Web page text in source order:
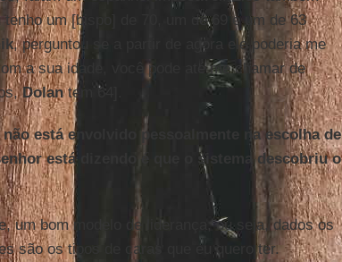
um [bispo] de 70, um de 69 e um de 63
, perguntou se a partir de agora ele poderia me
a sua idade, você pode até me chamar de
Dolantem 64].
não está envolvido pessoalmente na escolha de
está dizendo é que o sistema descobriu o
um bom modelo de liderança, ou seja, dados os
são os tipos de caras que eu quero ter.